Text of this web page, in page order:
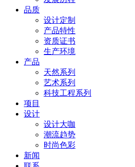
品质
设计定制
产品特性
资质证书
生产环境
产品
天然系列
艺术系列
科技工程系列
项目
设计
设计大咖
潮流趋势
时尚色彩
新闻